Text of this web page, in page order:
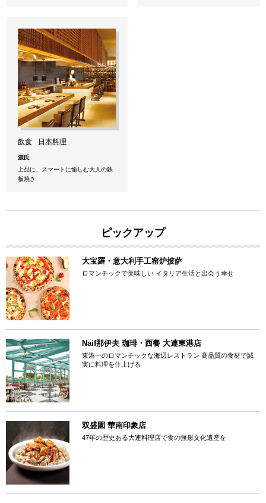
飲食 日本料理
源氏
上品に、スマートに愉しむ大人の鉄
板焼き
ピックアップ
大宝羅・意大利手工窑炉披萨
ロマンチックで美味しい イタリア生活と出会う幸せ
Naif那伊夫 珈琲・西餐 大連東港店
東港一のロマンチックな海辺レストラン 高品質の食材で誠
実に料理を仕上げる
双盛園 華南印象店
47年の歴史ある大連料理店で食の無形文化遺産を